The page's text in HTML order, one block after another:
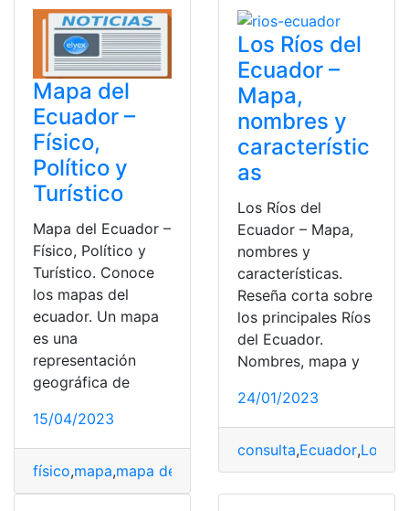
Mapa del
Ecuador –
Físico,
Político y
Turístico
Mapa del Ecuador –
Físico, Político y
Turístico. Conoce
los mapas del
ecuador. Un mapa
es una
representación
geográfica de
15/04/2023
físico,mapa,mapa del Ecuador,Mapa Político,político
Los Ríos del
Ecuador –
Mapa,
nombres y
característic
as
Los Ríos del
Ecuador – Mapa,
nombres y
características.
Reseña corta sobre
los principales Ríos
del Ecuador.
Nombres, mapa y
24/01/2023
consulta,Ecuador,Los